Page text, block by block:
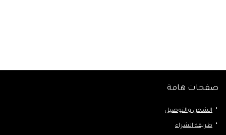
صفحات هامة
الشحن والتوصيل
طريقة الشراء